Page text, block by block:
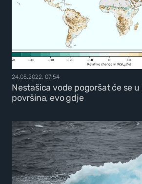
24.05.2022, 07:54
Nestašica vode pogoršat će se
površina, evo gdje